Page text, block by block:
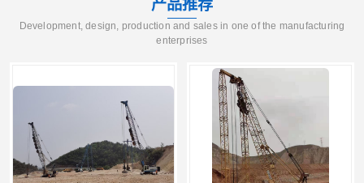
产品推荐
Development, design, production and sales in one of the manufacturing
enterprises